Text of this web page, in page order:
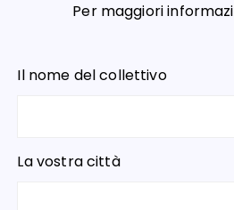
Per maggiori
Il nome del collettivo
La vostra città